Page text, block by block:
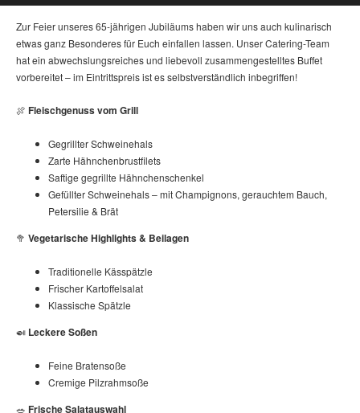
Zur Feier unseres 65-jährigen Jubiläums haben wir uns auch kulinarisch
etwas ganz Besonderes für Euch einfallen lassen. Unser Catering-Team
hat ein abwechslungsreiches und liebevoll zusammengestelltes Buffet
vorbereitet – im Eintrittspreis ist es selbstverständlich inbegriffen!
🍖 Fleischgenuss vom Grill
Gegrillter Schweinehals
Zarte Hähnchenbrustfilets
Saftige gegrillte Hähnchenschenkel
Gefüllter Schweinehals – mit Champignons, gerauchtem Bauch,
Petersilie & Brät
🥦 Vegetarische Highlights & Beilagen
Traditionelle Kässpätzle
Frischer Kartoffelsalat
Klassische Spätzle
🍛 Leckere Soßen
Feine Bratensoße
Cremige Pilzrahmsoße
🥗 Frische Salatauswahl